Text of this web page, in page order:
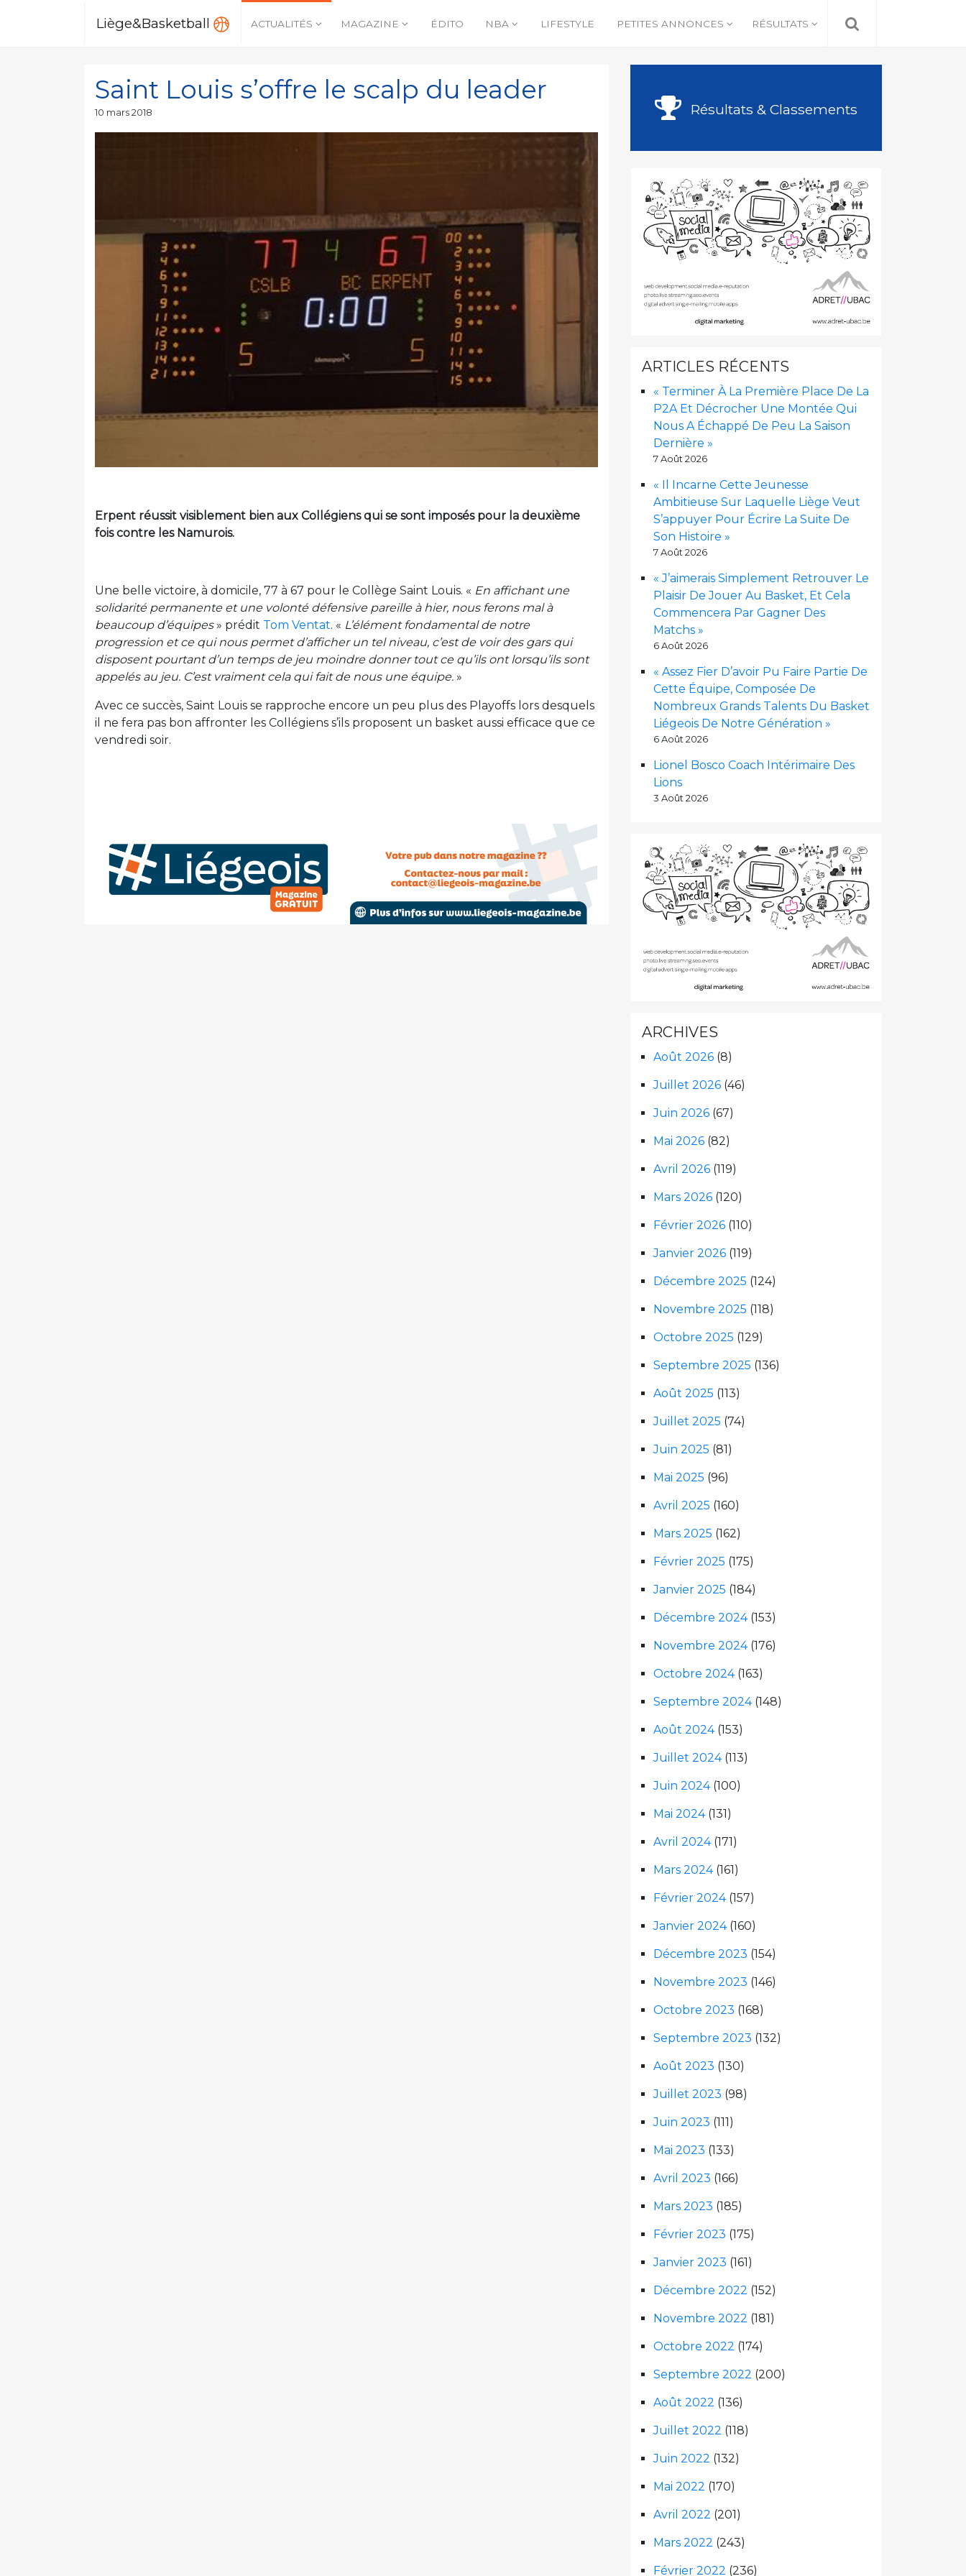
Liège&Basketball ACTUALITÉS MAGAZINE ÉDITO NBA LIFESTYLE PETITES ANNONCES RÉSULTATS
Saint Louis s’offre le scalp du leader
Publié
10 mars 2018
Erpent réussit visiblement bien aux Collégiens qui se sont imposés pour la deuxième
fois contre les Namurois.
Une belle victoire, à domicile, 77 à 67 pour le Collège Saint Louis. « En affichant une
solidarité permanente et une volonté défensive pareille à hier, nous ferons mal à
beaucoup d’équipes» prédit Tom Ventat. « L’élément fondamental de notre
progression et ce qui nous permet d’afficher un tel niveau, c’est de voir des gars qui
disposent pourtant d’un temps de jeu moindre donner tout ce qu’ils ont lorsqu’ils sont
appelés au jeu. C’est vraiment cela qui fait de nous une équipe. »
Avec ce succès, Saint Louis se rapproche encore un peu plus des Playoffs lors desquels
il ne fera pas bon affronter les Collégiens s’ils proposent un basket aussi efficace que ce
vendredi soir.
Résultats & Classements
ARTICLES RÉCENTS
« Terminer À La Première Place De La
P2A Et Décrocher Une Montée Qui
Nous A Échappé De Peu La Saison
Dernière »
7 Août 2026
« Il Incarne Cette Jeunesse
Ambitieuse Sur Laquelle Liège Veut
S’appuyer Pour Écrire La Suite De
Son Histoire »
7 Août 2026
« J’aimerais Simplement Retrouver Le
Plaisir De Jouer Au Basket, Et Cela
Commencera Par Gagner Des
Matchs »
6 Août 2026
« Assez Fier D’avoir Pu Faire Partie De
Cette Équipe, Composée De
Nombreux Grands Talents Du Basket
Liégeois De Notre Génération »
6 Août 2026
Lionel Bosco Coach Intérimaire Des
Lions
3 Août 2026
ARCHIVES
Août 2026 (8)
Juillet 2026 (46)
Juin 2026 (67)
Mai 2026 (82)
Avril 2026 (119)
Mars 2026 (120)
Février 2026 (110)
Janvier 2026 (119)
Décembre 2025 (124)
Novembre 2025 (118)
Octobre 2025 (129)
Septembre 2025 (136)
Août 2025 (113)
Juillet 2025 (74)
Juin 2025 (81)
Mai 2025 (96)
Avril 2025 (160)
Mars 2025 (162)
Février 2025 (175)
Janvier 2025 (184)
Décembre 2024(153)
Novembre 2024(176)
Octobre 2024(163)
Septembre 2024(148)
Août 2024(153)
Juillet 2024(113)
Juin 2024(100)
Mai 2024(131)
Avril 2024(171)
Mars 2024(161)
Février 2024(157)
Janvier 2024(160)
Décembre 2023 (154)
Novembre 2023 (146)
Octobre 2023 (168)
Septembre 2023 (132)
Août 2023 (130)
Juillet 2023 (98)
Juin 2023 (111)
Mai 2023 (133)
Avril 2023 (166)
Mars 2023 (185)
Février 2023 (175)
Janvier 2023 (161)
Décembre 2022 (152)
Novembre 2022 (181)
Octobre 2022 (174)
Septembre 2022 (200)
Août 2022 (136)
Juillet 2022 (118)
Juin 2022 (132)
Mai 2022 (170)
Avril 2022 (201)
Mars 2022 (243)
Février 2022 (236)